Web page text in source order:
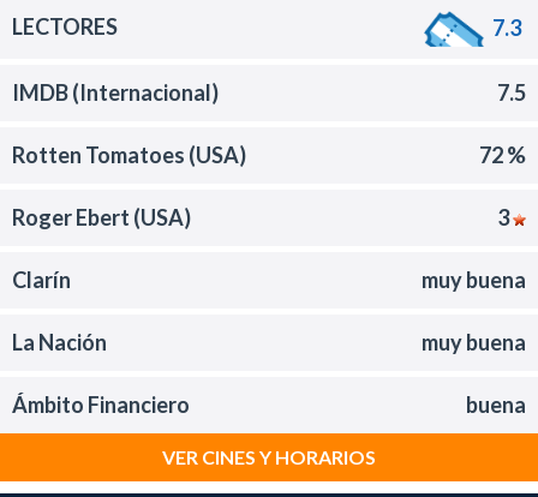
LECTORES 7.3
IMDB (Internacional) 7.5
Rotten Tomatoes (USA) 72 %
Roger Ebert (USA) 3
Clarín muy buena
La Nación muy buena
Ámbito Financiero buena
VER CINES Y HORARIOS